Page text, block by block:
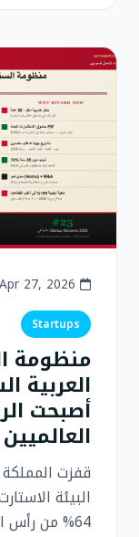
Startups
منظومة
أصبحت
العالميين
64% من رأس المال الجريء في...